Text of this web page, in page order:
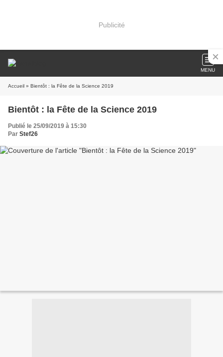
Publicité
MENU
Accueil » Bientôt : la Fête de la Science 2019
Bientôt : la Fête de la Science 2019
Publié le 25/09/2019 à 15:30
Par Stef26